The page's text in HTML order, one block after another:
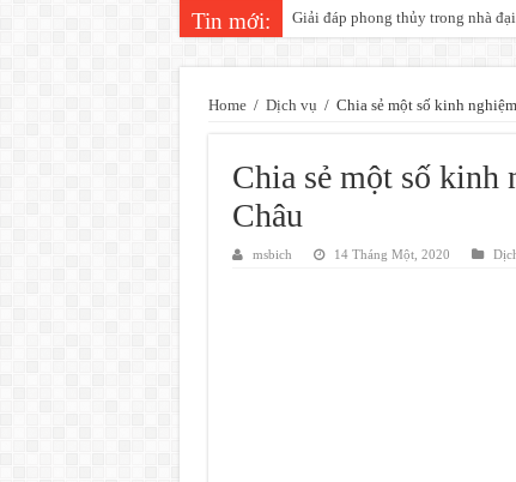
Tin mới: Giải đáp phong thủy trong nhà
Những điều cần chú ý khi trang trí
Home / Dịch vụ / Chia sẻ một số kinh
Chia sẻ một số kinh
Châu
msbich 14 Tháng Một, 2020